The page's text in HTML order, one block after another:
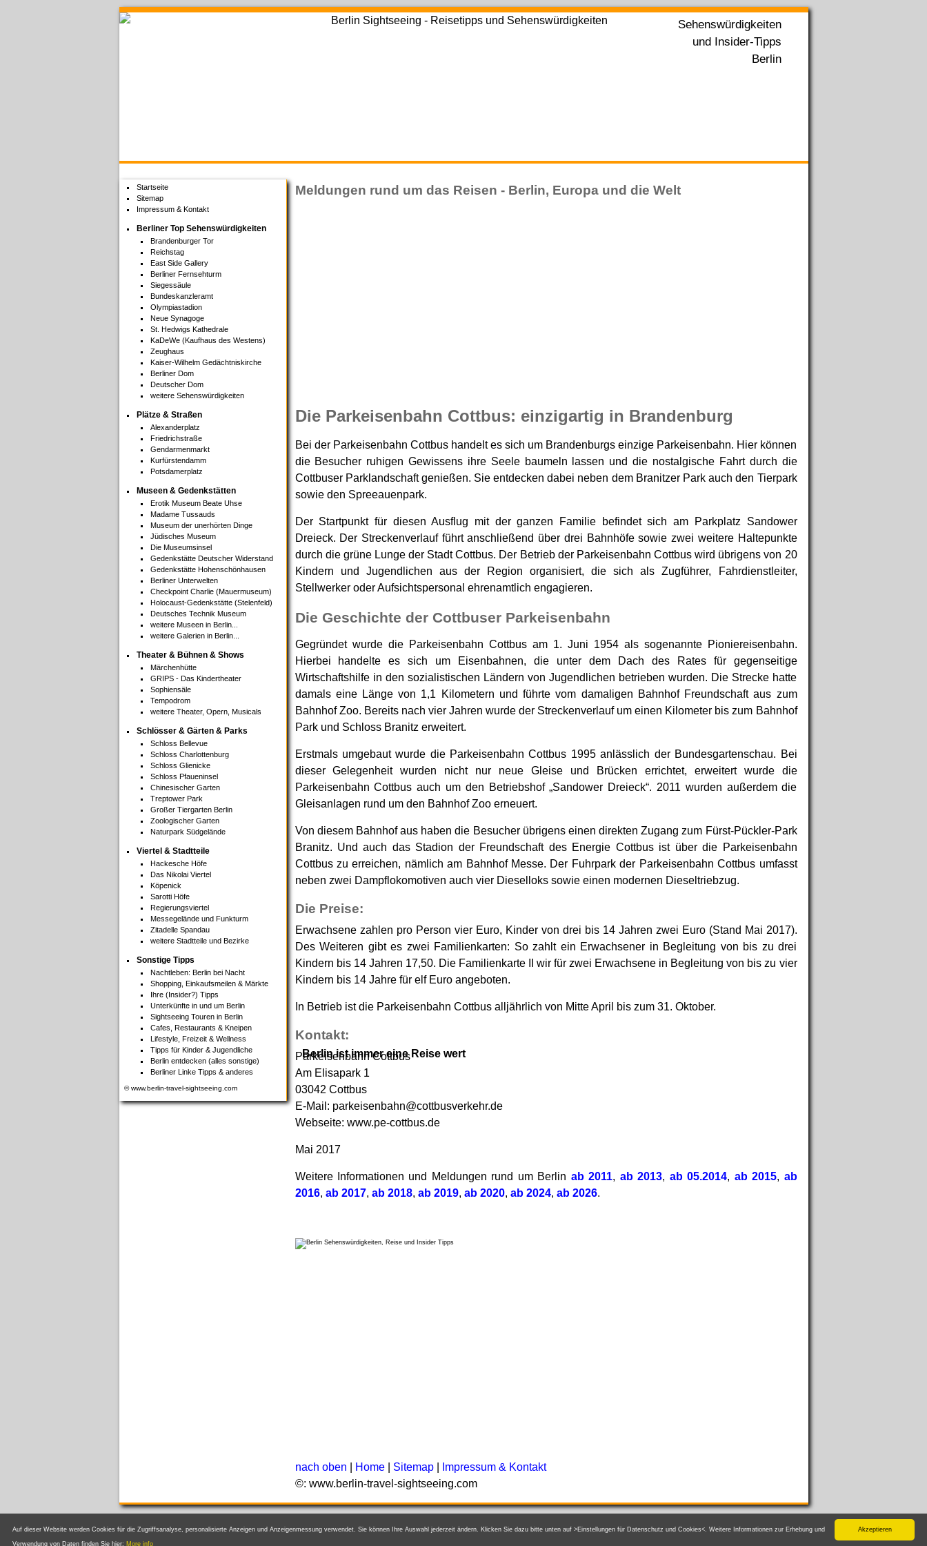
Sehenswürdigkeiten
und Insider-Tipps
Berlin
Meldungen rund um das Reisen - Berlin, Europa und die Welt
Die Parkeisenbahn Cottbus: einzigartig in Brandenburg
Bei der Parkeisenbahn Cottbus handelt es sich um Brandenburgs einzige Parkeisenbahn. Hier können
die Besucher ruhigen Gewissens ihre Seele baumeln lassen und die nostalgische Fahrt durch die
Cottbuser Parklandschaft genießen. Sie entdecken dabei neben dem Branitzer Park auch den Tierpark
sowie den Spreeauenpark.
Der Startpunkt für diesen Ausflug mit der ganzen Familie befindet sich am Parkplatz Sandower
Dreieck. Der Streckenverlauf führt anschließend über drei Bahnhöfe sowie zwei weitere Haltepunkte
durch die grüne Lunge der Stadt Cottbus. Der Betrieb der Parkeisenbahn Cottbus wird übrigens von 20
Kindern und Jugendlichen aus der Region organisiert, die sich als Zugführer, Fahrdienstleiter,
Stellwerker oder Aufsichtspersonal ehrenamtlich engagieren.
Die Geschichte der Cottbuser Parkeisenbahn
Gegründet wurde die Parkeisenbahn Cottbus am 1. Juni 1954 als sogenannte Pioniereisenbahn.
Hierbei handelte es sich um Eisenbahnen, die unter dem Dach des Rates für gegenseitige
Wirtschaftshilfe in den sozialistischen Ländern von Jugendlichen betrieben wurden. Die Strecke hatte
damals eine Länge von 1,1 Kilometern und führte vom damaligen Bahnhof Freundschaft aus zum
Bahnhof Zoo. Bereits nach vier Jahren wurde der Streckenverlauf um einen Kilometer bis zum Bahnhof
Park und Schloss Branitz erweitert.
Erstmals umgebaut wurde die Parkeisenbahn Cottbus 1995 anlässlich der Bundesgartenschau. Bei
dieser Gelegenheit wurden nicht nur neue Gleise und Brücken errichtet, erweitert wurde die
Parkeisenbahn Cottbus auch um den Betriebshof „Sandower Dreieck“. 2011 wurden außerdem die
Gleisanlagen rund um den Bahnhof Zoo erneuert.
Von diesem Bahnhof aus haben die Besucher übrigens einen direkten Zugang zum Fürst-Pückler-Park
Branitz. Und auch das Stadion der Freundschaft des Energie Cottbus ist über die Parkeisenbahn
Cottbus zu erreichen, nämlich am Bahnhof Messe. Der Fuhrpark der Parkeisenbahn Cottbus umfasst
neben zwei Dampflokomotiven auch vier Dieselloks sowie einen modernen Dieseltriebzug.
Die Preise:
Erwachsene zahlen pro Person vier Euro, Kinder von drei bis 14 Jahren zwei Euro (Stand Mai 2017).
Des Weiteren gibt es zwei Familienkarten: So zahlt ein Erwachsener in Begleitung von bis zu drei
Kindern bis 14 Jahren 17,50. Die Familienkarte II wir für zwei Erwachsene in Begleitung von bis zu vier
Kindern bis 14 Jahre für elf Euro angeboten.
In Betrieb ist die Parkeisenbahn Cottbus alljährlich von Mitte April bis zum 31. Oktober.
Kontakt:
Parkeisenbahn Cottbus
Am Elisapark 1
03042 Cottbus
E-Mail: parkeisenbahn@cottbusverkehr.de
Webseite: www.pe-cottbus.de
Mai 2017
Weitere Informationen und Meldungen rund um Berlin ab 2011, ab 2013, ab 05.2014, ab 2015, ab
2016, ab 2017, ab 2018, ab 2019, ab 2020, ab 2024, ab 2026.
Berlin ist immer eine Reise wert
nach oben Home| Sitemap|
Impressum & Kontakt
©: www.berlin-travel-sightseeing.com
Startseite
Sitemap
Impressum & Kontakt
Berliner Top Sehenswürdigkeiten
Brandenburger Tor
Reichstag
East Side Gallery
Berliner Fernsehturm
Siegessäule
Bundeskanzleramt
Olympiastadion
Neue Synagoge
St. Hedwigs Kathedrale
KaDeWe (Kaufhaus des Westens)
Zeughaus
Kaiser-Wilhelm Gedächtniskirche
Berliner Dom
Deutscher Dom
weitere Sehenswürdigkeiten
Plätze & Straßen
Alexanderplatz
Friedrichstraße
Gendarmenmarkt
Kurfürstendamm
Potsdamerplatz
Museen & Gedenkstätten
Erotik Museum Beate Uhse
Madame Tussauds
Museum der unerhörten Dinge
Jüdisches Museum
Die Museumsinsel
Gedenkstätte Deutscher Widerstand
Gedenkstätte Hohenschönhausen
Berliner Unterwelten
Checkpoint Charlie (Mauermuseum)
Holocaust-Gedenkstätte (Stelenfeld)
Deutsches Technik Museum
weitere Museen in Berlin...
weitere Galerien in Berlin...
Theater & Bühnen & Shows
Märchenhütte
GRIPS - Das Kindertheater
Sophiensäle
Tempodrom
weitere Theater, Opern, Musicals
Schlösser & Gärten & Parks
Schloss Bellevue
Schloss Charlottenburg
Schloss Glienicke
Schloss Pfaueninsel
Chinesischer Garten
Treptower Park
Großer Tiergarten Berlin
Zoologischer Garten
Naturpark Südgelände
Viertel & Stadtteile
Hackesche Höfe
Das Nikolai Viertel
Köpenick
Sarotti Höfe
Regierungsviertel
Messegelände und Funkturm
Zitadelle Spandau
weitere Stadtteile und Bezirke
Sonstige Tipps
Nachtleben: Berlin bei Nacht
Shopping, Einkaufsmeilen & Märkte
Ihre (Insider?) Tipps
Unterkünfte in und um Berlin
Sightseeing Touren in Berlin
Cafes, Restaurants & Kneipen
Lifestyle, Freizeit & Wellness
Tipps für Kinder & Jugendliche
Berlin entdecken (alles sonstige)
Berliner Linke Tipps & anderes
© www.berlin-travel-sightseeing.com
Akzeptieren
Auf dieser Website werden Cookies für die Zugriffsanalyse, personalisierte Anzeigen und Anzeigenmessung verwendet. Sie können Ihre Auswahl jederzeit ändern. Klicken Sie dazu bitte unten auf >Einstellungen für Datenschutz und Cookies<. Weitere Informationen zur Erhebung und
Verwendung von Daten finden Sie hier: More info